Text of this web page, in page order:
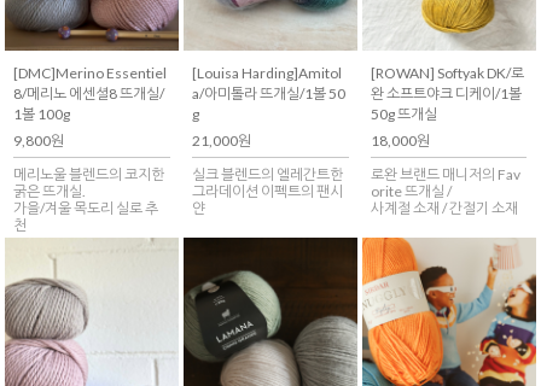
[DMC]Merino Essentiel
8/메리노 에센셜8 뜨개실/
1볼 100g
9,800원
메리노울 블렌드의 코지한
굵은 뜨개실.
가을/겨울 목도리 실로 추
천
[Louisa Harding]Amitol
a/아미톨라 뜨개실/1볼 50
g
21,000원
실크 블렌드의 엘레간트한
그라데이션 이펙트의 팬시
얀
[ROWAN] Softyak DK/로
완 소프트야크 디케이/1볼
50g 뜨개실
18,000원
로완 브랜드 매니저의 Fav
orite 뜨개실 /
사계절 소재 / 간절기 소재